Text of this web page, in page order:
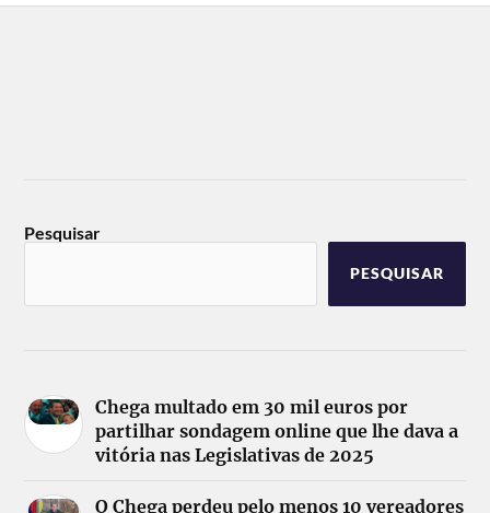
Pesquisar
PESQUISAR
Chega multado em 30 mil euros por
partilhar sondagem online que lhe dava a
vitória nas Legislativas de 2025
O Chega perdeu pelo menos 10 vereadores